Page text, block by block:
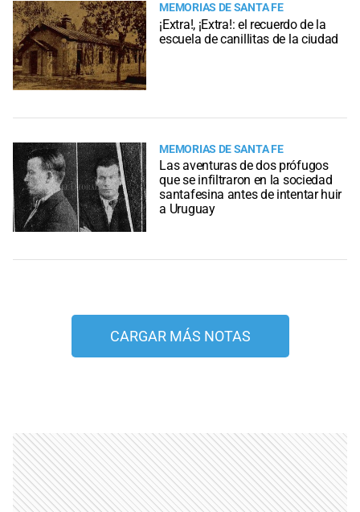
MEMORIAS DE SANTA FE
¡Extra!, ¡Extra!: el recuerdo de la
escuela de canillitas de la ciudad
MEMORIAS DE SANTA FE
Las aventuras de dos prófugos
que se infiltraron en la sociedad
santafesina antes de intentar huir
a Uruguay
CARGAR MÁS NOTAS